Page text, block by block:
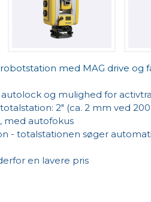
med MAG drive og
og mulighed for
2" (ca. 2 mm ved
med autofokus
- totalstationen søger
en lavere pris